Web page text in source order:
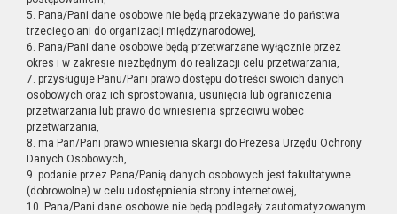
5. Pana/Pani dane osobowe nie będą przekazywane do państwa
trzeciego ani do organizacji międzynarodowej,
6. Pana/Pani dane osobowe będą przetwarzane wyłącznie przez
okres i w zakresie niezbędnym do realizacji celu przetwarzania,
7. przysługuje Panu/Pani prawo dostępu do treści swoich danych
osobowych oraz ich sprostowania, usunięcia lub ograniczenia
przetwarzania lub prawo do wniesienia sprzeciwu wobec
przetwarzania,
8. ma Pan/Pani prawo wniesienia skargi do Prezesa Urzędu Ochrony
Danych Osobowych,
9. podanie przez Pana/Panią danych osobowych jest fakultatywne
(dobrowolne) w celu udostępnienia strony internetowej,
10. Pana/Pani dane osobowe nie będą podlegały zautomatyzowanym